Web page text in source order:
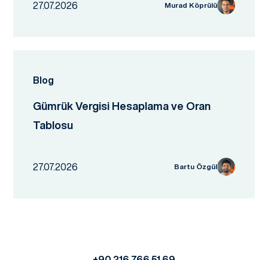
27.07.2026 Murad Köprülü
Blog
Gümrük Vergisi Hesaplama ve Oran
Tablosu
27.07.2026 Bartu Özgül